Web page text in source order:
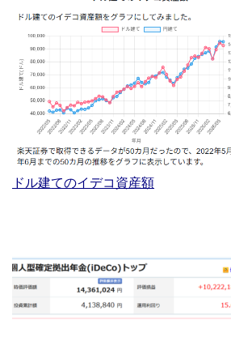
ドル建てのイデコ資産額